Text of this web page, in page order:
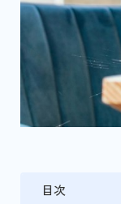
目次